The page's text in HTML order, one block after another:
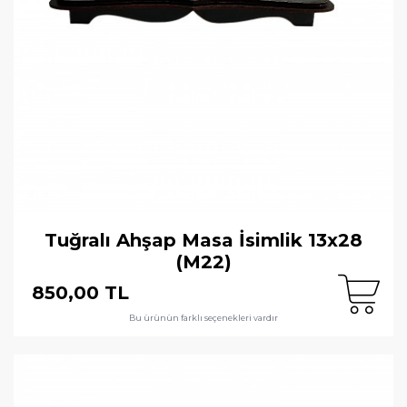
Tuğralı Ahşap Masa İsimlik 13x28
(M22)
850,00 TL
Bu ürünün farklı seçenekleri vardır